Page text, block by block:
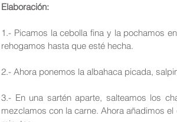
Elaboración:
1.- Picamos la cebolla fina y la pochamos
rehogamos hasta que esté hecha.
2.- Ahora ponemos la albahaca picada,
3.- En una sartén aparte, salteamos los
mezclamos con la carne. Ahora añadimos